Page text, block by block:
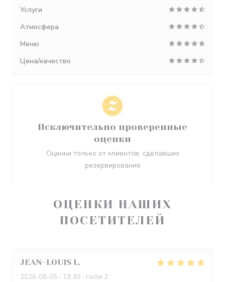
ОЦЕНКИ НАШИХ
ПОСЕТИТЕЛЕЙ
JEAN-LOUIS L
2026-08-05 - 19:30 - гости 2
Услуги
Атмосфера
Меню
Цена/качество
Исключительно проверенные
оценки
Оценки только от клиентов, сделавших
резервирование